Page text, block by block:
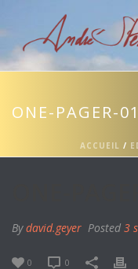
ONE-PAGER-01
ACCUEIL /
Bydavid.geyer Posted 3
0 0